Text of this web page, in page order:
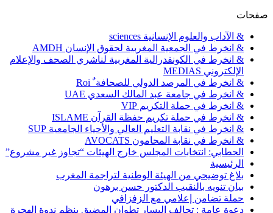
صفحات
& الآداب والعلوم الإنسانية sciences
& انخرط في الجمعية المغربية لحقوق الإنسان AMDH
& انخرط في الكونفدرالية المغربية لناشري الصحف والإعلام
الإلكتروني MEDIAS
& انخرط في المرصد الدولي للصحافة ٌ Roi
& انخرط في جامعة عبد المالك السعدي UAE
& انخرط في حملة التكريم VIP
& انخرط في حملة تكريم حفظة القرآن ISLAME
& انخرط في نقابة التعليم العالي والأحياء الجامعية SUP
& انخرط في نقابة المحامون AVOCATS
الحطابي: انتخابات المجلس خارج الهيئات “تجاوز غير مشروع”
الرئيسية
بلاغ توضيحي من الهيئة الوطنية لتراجمة المغرب
بيان تنويه بالنقيب الدكتور حسن برهون
حملة تضامن إعلامي مع الزفزافي
دعوة عامة : تحالف اليسار تطوان المضيق ينظم ندوة الهجرة